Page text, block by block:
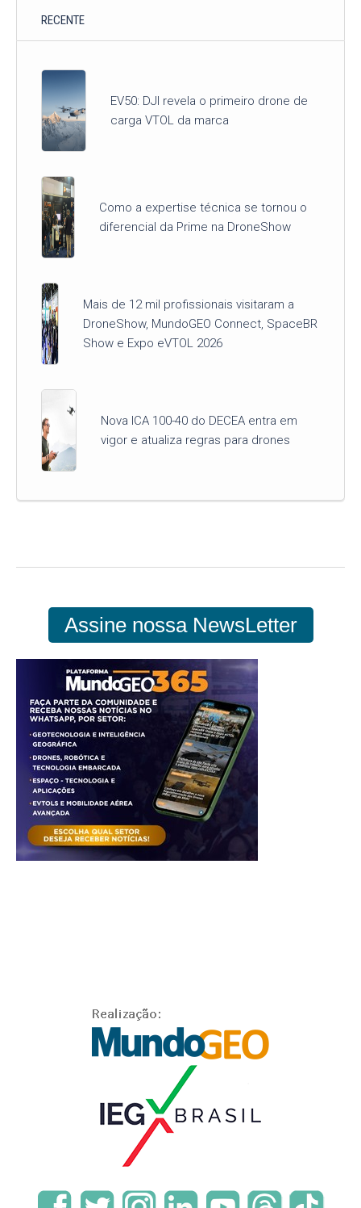
RECENTE
EV50: DJI revela o primeiro drone de
carga VTOL da marca
Como a expertise técnica se tornou o
diferencial da Prime na DroneShow
Mais de 12 mil profissionais visitaram a
DroneShow, MundoGEO Connect, SpaceBR
Show e Expo eVTOL 2026
Nova ICA 100-40 do DECEA entra em
vigor e atualiza regras para drones
Assine nossa NewsLetter